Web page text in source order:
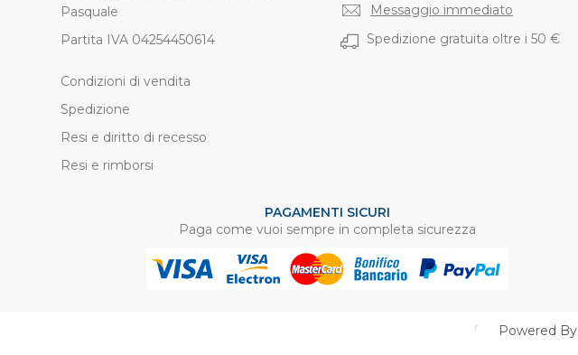
Pasquale
Partita IVA 04254450614
Condizioni di vendita
Spedizione
Resi e diritto di recesso
Resi e rimborsi
Messaggio immediato
Spedizione gratuita oltre i 50 €
PAGAMENTI SICURI
Paga come vuoi sempre in completa sicurezza
Powered By